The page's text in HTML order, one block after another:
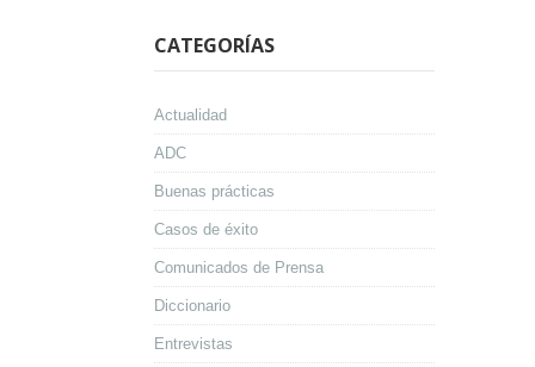
CATEGORÍAS
Actualidad
ADC
Buenas prácticas
Casos de éxito
Comunicados de Prensa
Diccionario
Entrevistas